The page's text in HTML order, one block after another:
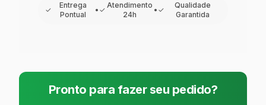
✓
Entrega
Pontual
• ✓
Atendimento
24h
• ✓
Qualidade
Garantida
Pronto para fazer seu pedido?